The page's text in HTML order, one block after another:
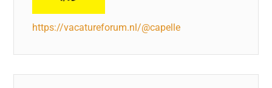
https://vacatureforum.nl/@capelle